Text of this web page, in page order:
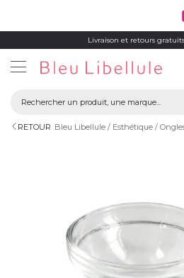
Livraison et retours
RETOUR Bleu Libellule Esthétique